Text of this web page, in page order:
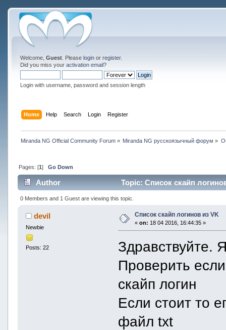
Welcome, Guest. Please loginor register.
Did you miss your activation email?
Login with username, password and session length
Home Help Search Login Register
Miranda NG Official Community Forum» Miranda NG русскоязычный форум »
Pages: [1] Go Down
Author Topic: Список скайп
0 Members and 1 Guest are viewing this topic.
devil
Newbie
Posts: 22
Список скайп логинов из VK
« on: 18 04 2016, 16:44:35 »
Здравствуйте.
Проверить
скайп логин
Если стоит то
файл txt